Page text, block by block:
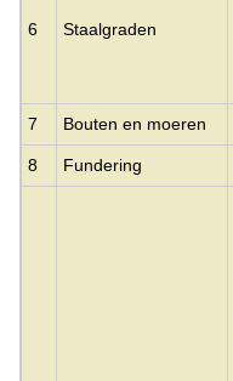
6 Staalgraden
7 Bouten en moeren
8 Fundering